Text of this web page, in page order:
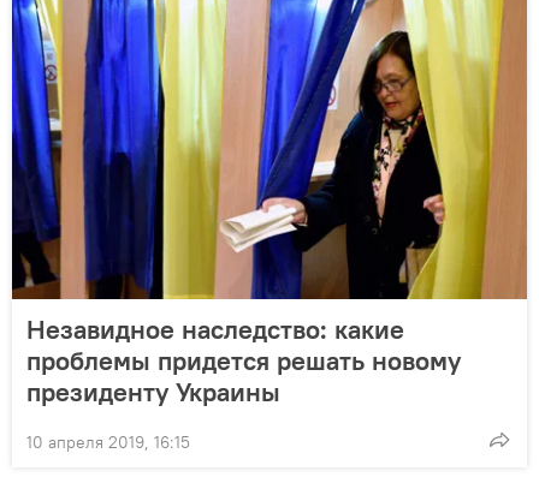
Незавидное наследство: какие
проблемы придется решать новому
президенту Украины
10 апреля 2019, 16:15